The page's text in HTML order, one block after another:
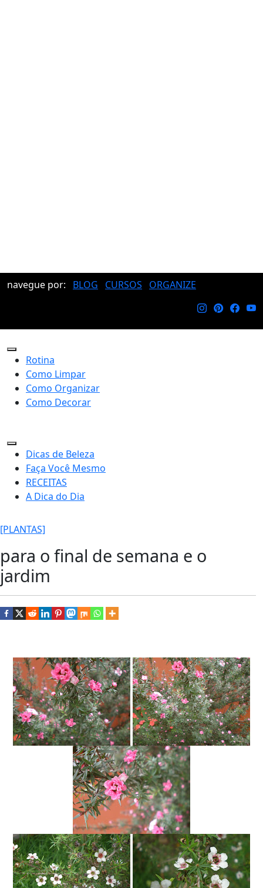
navegue por: BLOG CURSOS ORGANIZE
Rotina
Como Limpar
Como Organizar
Como Decorar
Dicas de Beleza
Faça Você Mesmo
RECEITAS
A Dica do Dia
[PLANTAS]
para o final de semana e o
jardim